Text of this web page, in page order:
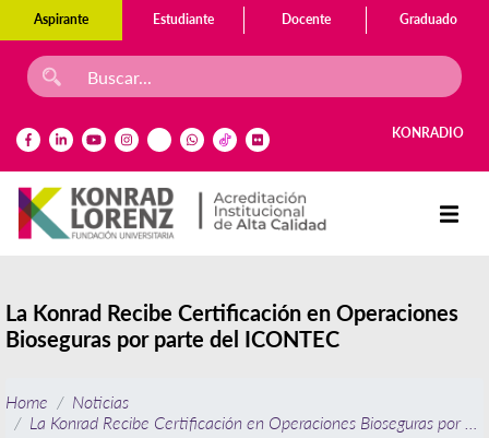
Aspirante Estudiante Docente Graduado
KONRADIO
La Konrad Recibe Certificación en Operaciones
Bioseguras por parte del ICONTEC
Home
Noticias
La Konrad Recibe Certificación en Operaciones Bioseguras por